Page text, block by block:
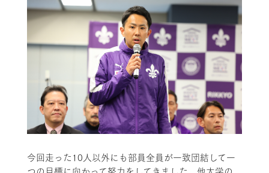
今回走った10人以外にも部員全員が一致団結して一